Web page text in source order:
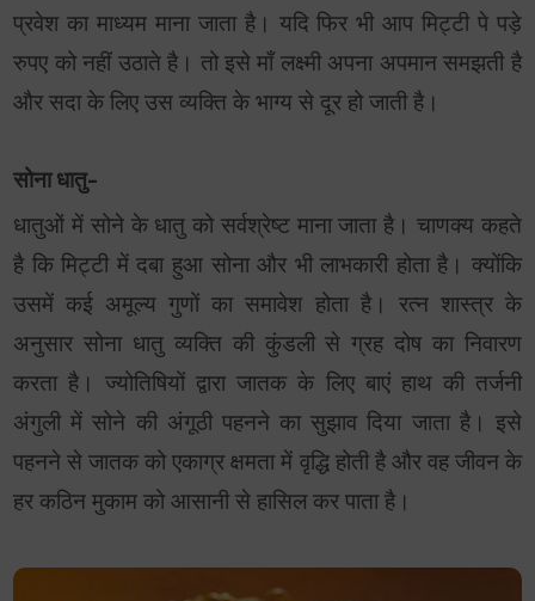
प्रवेश का माध्यम माना जाता है। यदि फिर भी आप मिट्टी पे पड़े
रुपए को नहीं उठाते है। तो इसे माँ लक्ष्मी अपना अपमान समझती है
और सदा के लिए उस व्यक्ति के भाग्य से दूर हो जाती है।
सोना धातु-
धातुओं में सोने के धातु को सर्वश्रेष्ट माना जाता है। चाणक्य कहते
है कि मिट्टी में दबा हुआ सोना और भी लाभकारी होता है। क्योंकि
उसमें कई अमूल्य गुणों का समावेश होता है। रत्न शास्त्र के
अनुसार सोना धातु व्यक्ति की कुंडली से ग्रह दोष का निवारण
करता है। ज्योतिषियों द्वारा जातक के लिए बाएं हाथ की तर्जनी
अंगुली में सोने की अंगूठी पहनने का सुझाव दिया जाता है। इसे
पहनने से जातक को एकाग्र क्षमता में वृद्धि होती है और वह जीवन के
हर कठिन मुकाम को आसानी से हासिल कर पाता है।